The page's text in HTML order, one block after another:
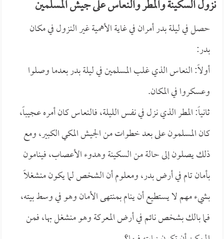
نزول السكينة والمطر والنعاس على جيش المسلمين
حصل في ليلة بدر أمران في غاية الأهمية غير النزول في مكان
بدر:
أولاً: النعاس الذي غلب المسلمين في ليلة بدر بعدما وصلوا
وعسكروا في المكان.
ثانياً: المطر الذي نزل في نفس الليلة، فالنعاس كان أمره عجيباً،
كان المسلمون على بعد خطوات من الجيش المكي الكبير، ومع
ذلك يصلون إلى حالة من السكينة وهدوء الأعصاب، فينامون
بأمان تام في أرض بدر، ومعلوم أن الشخص لما يكون منشغلاً
بشيء مهم لا يستطيع أن ينام بمنتهى الأمان وهو في وسط بيته،
فما بالك بشخص نائم في أرض المعركة وهو منشغل بها، فمن